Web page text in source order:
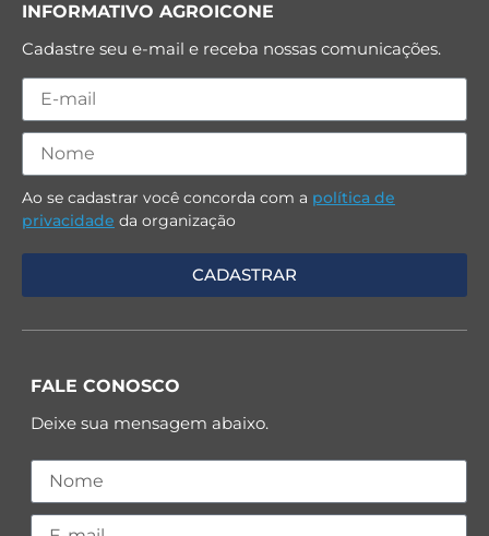
INFORMATIVO AGROICONE
Cadastre seu e-mail e receba nossas comunicações.
Ao se cadastrar você concorda com a política de
privacidade da organização
FALE CONOSCO
Deixe sua mensagem abaixo.